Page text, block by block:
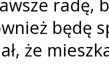
radę,
będę
że